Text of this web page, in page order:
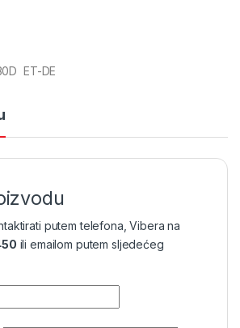
ET-DE
putem telefona, Vibera na
ili emailom putem sljedećeg